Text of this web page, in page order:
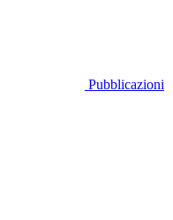
Pubblicazioni